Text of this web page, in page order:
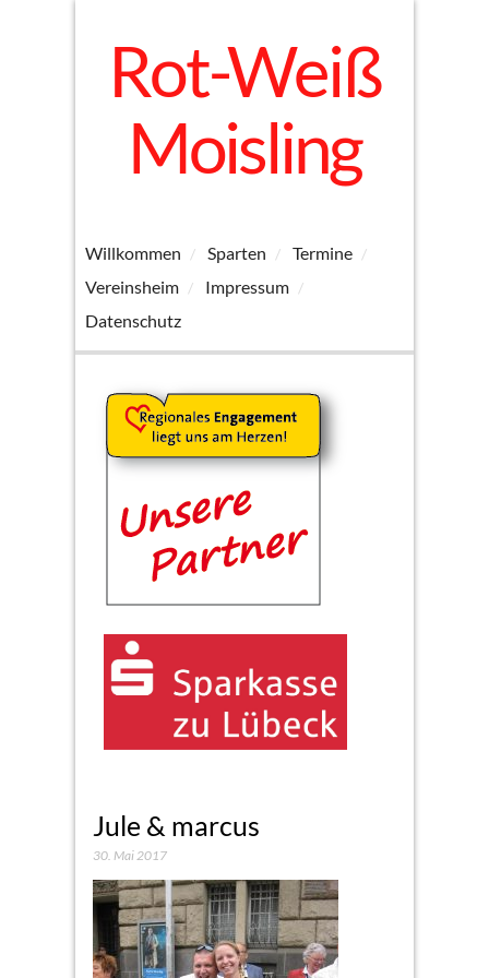
Rot-Weiß
Moisling
Willkommen Sparten
Termine
Vereinsheim
Impressum
Datenschutz
Jule & marcus
30. Mai 2017